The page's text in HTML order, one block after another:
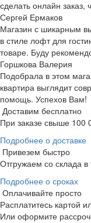
сделать онлайн заказ,
Сергей Ермаков
Магазин с шикарным
в стиле лофт для
товаре. Буду
Горшкова Валерия
Подобрала в этом
квартира выглядит
помощь. Успехов Вам!
Доставим бесплатно
При заказе свыше
Подробнее о доставке
Привезем быстро
Отгружаем со склада
Подробнее о сроках
Оплачивайте просто
Расплатитесь картой
Или оформите